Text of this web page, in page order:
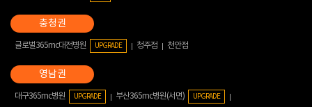
글로벌365mc대전병원 UPGRADE 청주점 천안점
대구365mc병원 UPGRADE 부산365mc병원(서면) UPGRADE